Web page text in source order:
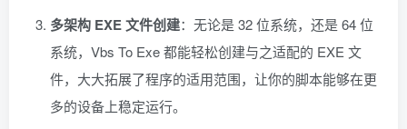
多架构 EXE 文件创建：无论是 32 位系统，还是 64 位
系统，Vbs To Exe 都能轻松创建与之适配的 EXE 文
件，大大拓展了程序的适用范围，让你的脚本能够在更
多的设备上稳定运行。